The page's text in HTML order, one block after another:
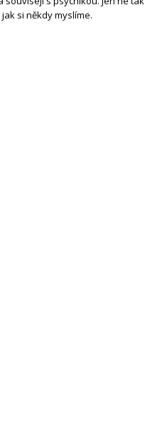
si někdy myslíme.